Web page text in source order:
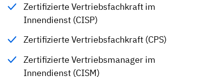
Zertifizierte Vertriebsfachkraft im
Innendienst (CISP)
Zertifizierte Vertriebsfachkraft (CPS)
Zertifizierte Vertriebsmanager im
Innendienst (CISM)